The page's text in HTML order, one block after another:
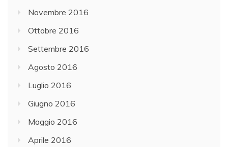
Novembre 2016
Ottobre 2016
Settembre 2016
Agosto 2016
Luglio 2016
Giugno 2016
Maggio 2016
Aprile 2016